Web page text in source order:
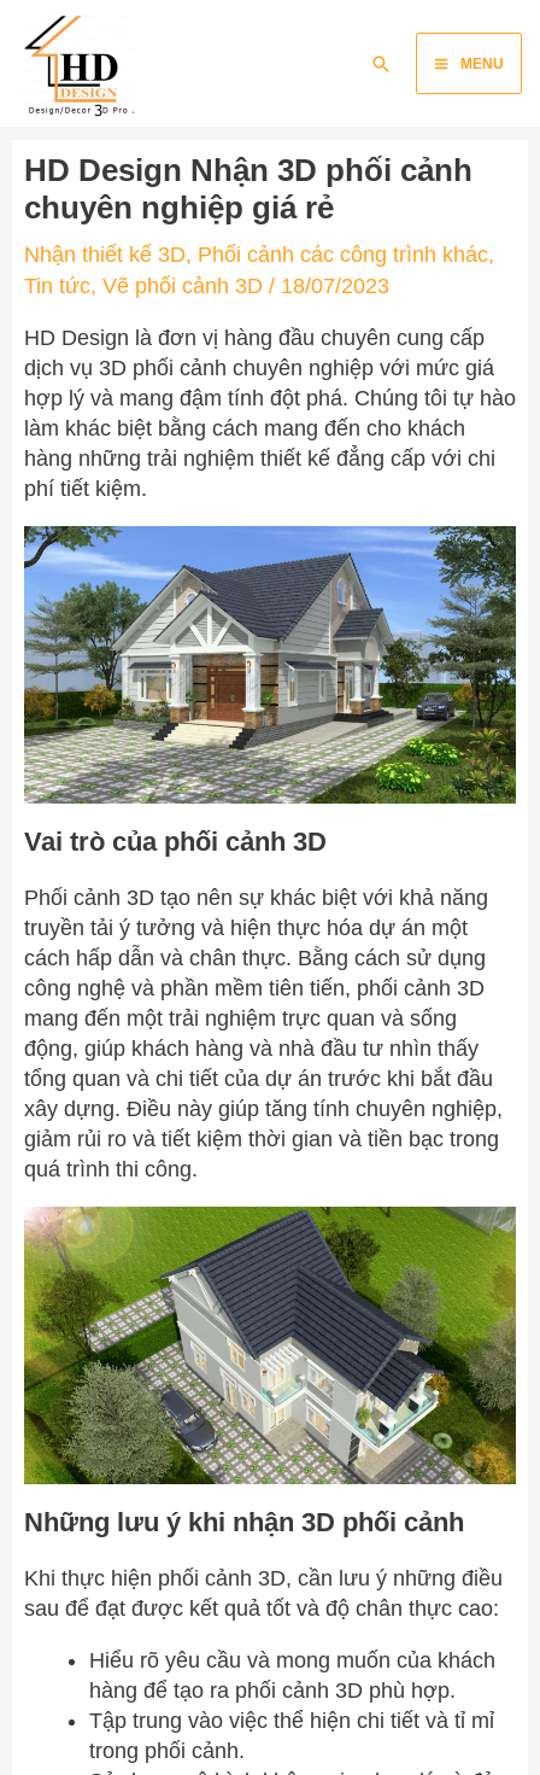
content
Search
Main
Menu
MENU
HD Design Nhận 3D phối cảnh
chuyên nghiệp giá rẻ
Nhận thiết kế 3D, Phối cảnh các công trình khác,
Tin tức, Vẽ phối cảnh 3D/ 18/07/2023
HD Design là đơn vị hàng đầu chuyên cung cấp
dịch vụ 3D phối cảnh chuyên nghiệp với mức giá
hợp lý và mang đậm tính đột phá. Chúng tôi tự hào
làm khác biệt bằng cách mang đến cho khách
hàng những trải nghiệm thiết kế đẳng cấp với chi
phí tiết kiệm.
Vai trò của phối cảnh 3D
Phối cảnh 3D tạo nên sự khác biệt với khả năng
truyền tải ý tưởng và hiện thực hóa dự án một
cách hấp dẫn và chân thực. Bằng cách sử dụng
công nghệ và phần mềm tiên tiến, phối cảnh 3D
mang đến một trải nghiệm trực quan và sống
động, giúp khách hàng và nhà đầu tư nhìn thấy
tổng quan và chi tiết của dự án trước khi bắt đầu
xây dựng. Điều này giúp tăng tính chuyên nghiệp,
giảm rủi ro và tiết kiệm thời gian và tiền bạc trong
quá trình thi công.
Những lưu ý khi nhận 3D phối cảnh
Khi thực hiện phối cảnh 3D, cần lưu ý những điều
sau để đạt được kết quả tốt và độ chân thực cao:
Hiểu rõ yêu cầu và mong muốn của khách
hàng để tạo ra phối cảnh 3D phù hợp.
Tập trung vào việc thể hiện chi tiết và tỉ mỉ
trong phối cảnh.